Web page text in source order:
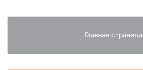
Главная страница